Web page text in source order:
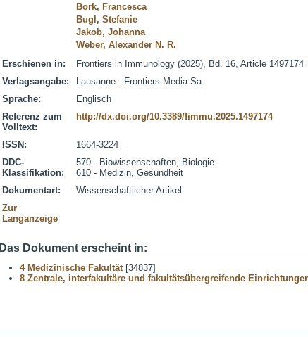
Bork, Francesca
Bugl, Stefanie
Jakob, Johanna
Weber, Alexander N. R.
Erschienen in:
Frontiers in Immunology (2025), Bd. 16, Article 1497174
Verlagsangabe:
Lausanne : Frontiers Media Sa
Sprache:
Englisch
Referenz zum
Volltext:
http://dx.doi.org/10.3389/fimmu.2025.1497174
ISSN:
1664-3224
DDC-
Klassifikation:
570 - Biowissenschaften, Biologie
610 - Medizin, Gesundheit
Dokumentart:
Wissenschaftlicher Artikel
Zur
Langanzeige
Das Dokument erscheint in:
4 Medizinische Fakultät[34837]
8 Zentrale, interfakultäre und fakultätsübergreifende